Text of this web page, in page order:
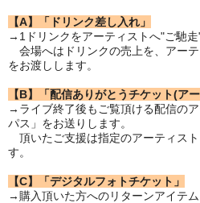
【A】「ドリンク差し入れ」
→1ドリンクをアーティストへ"ご馳走
会場へはドリンクの売上を、アー
をお渡しします。
【B】「配信ありがとうチケット(ア
→ライブ終了後もご覧頂ける配信の
パス」をお送りします。
頂いたご支援は指定のアーティス
す。
【C】「デジタルフォトチケット」
→購入頂いた方へのリターンアイテ